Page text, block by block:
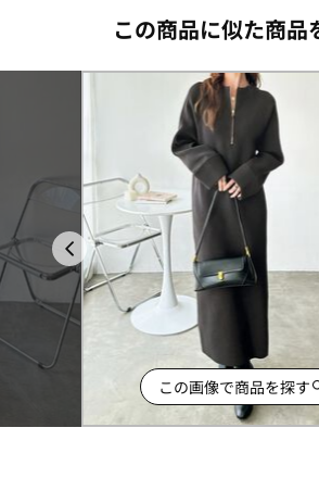
この商品に似た商品
この画像で商品を探す